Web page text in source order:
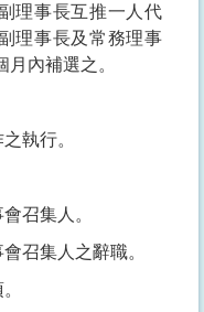
理事長互推一人代
理事長及常務理事
內補選之。
執行。
召集人。
召集人之辭職。